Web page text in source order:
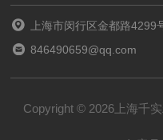
上海市闵行区金都路4299
846490659@qq.com
Copyright © 2026上海千